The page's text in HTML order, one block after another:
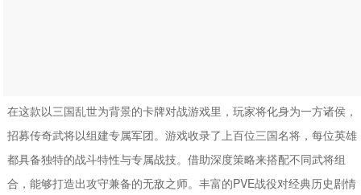
略游戏最值得珍视的体验。
在这款以三国乱世为背景的卡牌对战游戏里，玩家将化身为一方诸侯，
招募传奇武将以组建专属军团。游戏收录了上百位三国名将，每位英雄
都具备独特的战斗特性与专属战技。借助深度策略来搭配不同武将组
合，能够打造出攻守兼备的无敌之师。丰富的PVE战役对经典历史剧情